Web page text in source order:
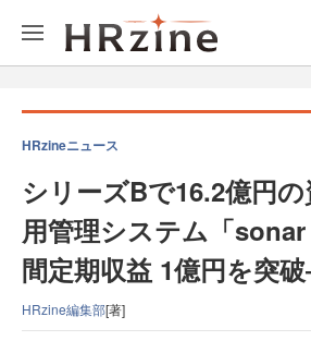
HRzineニュース
シリーズBで16.2億円
用管理システム「sonar
間定期収益 1億円を突
HRzine編集部[著]